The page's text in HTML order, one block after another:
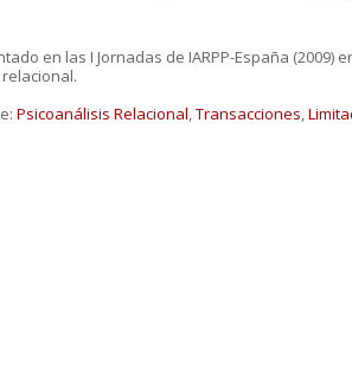
en las I Jornadas de IARPP-España
Psicoanálisis Relacional,Transacciones,